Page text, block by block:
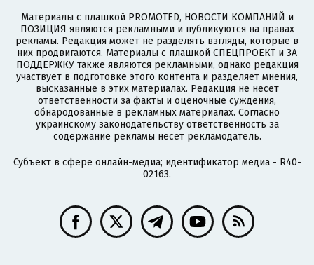
Материалы с плашкой PROMOTED, НОВОСТИ КОМПАНИЙ и
ПОЗИЦИЯ являются рекламными и публикуются на правах
рекламы. Редакция может не разделять взгляды, которые в
них продвигаются. Материалы с плашкой СПЕЦПРОЕКТ и ЗА
ПОДДЕРЖКУ также являются рекламными, однако редакция
участвует в подготовке этого контента и разделяет мнения,
высказанные в этих материалах. Редакция не несет
ответственности за факты и оценочные суждения,
обнародованные в рекламных материалах. Согласно
украинскому законодательству ответственность за
содержание рекламы несет рекламодатель.
Субъект в сфере онлайн-медиа; идентификатор медиа - R40-
02163.